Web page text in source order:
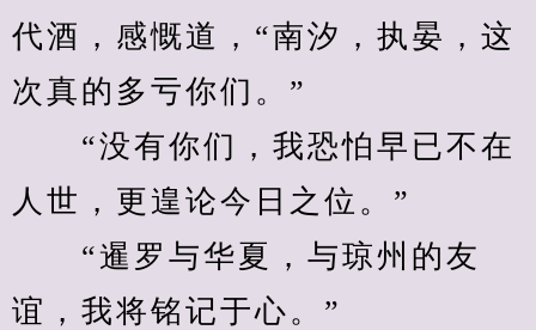
代酒，感慨道，“南汐，执晏，这
次真的多亏你们。”
“没有你们，我恐怕早已不在
人世，更遑论今日之位。”
“暹罗与华夏，与琼州的友
谊，我将铭记于心。”